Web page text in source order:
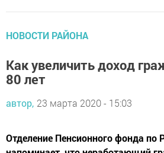
НОВОСТИ РАЙОНА
Как увеличить доход
80 лет
автор, 23 марта 2020 - 15:03
Отделение Пенсионного фонда по